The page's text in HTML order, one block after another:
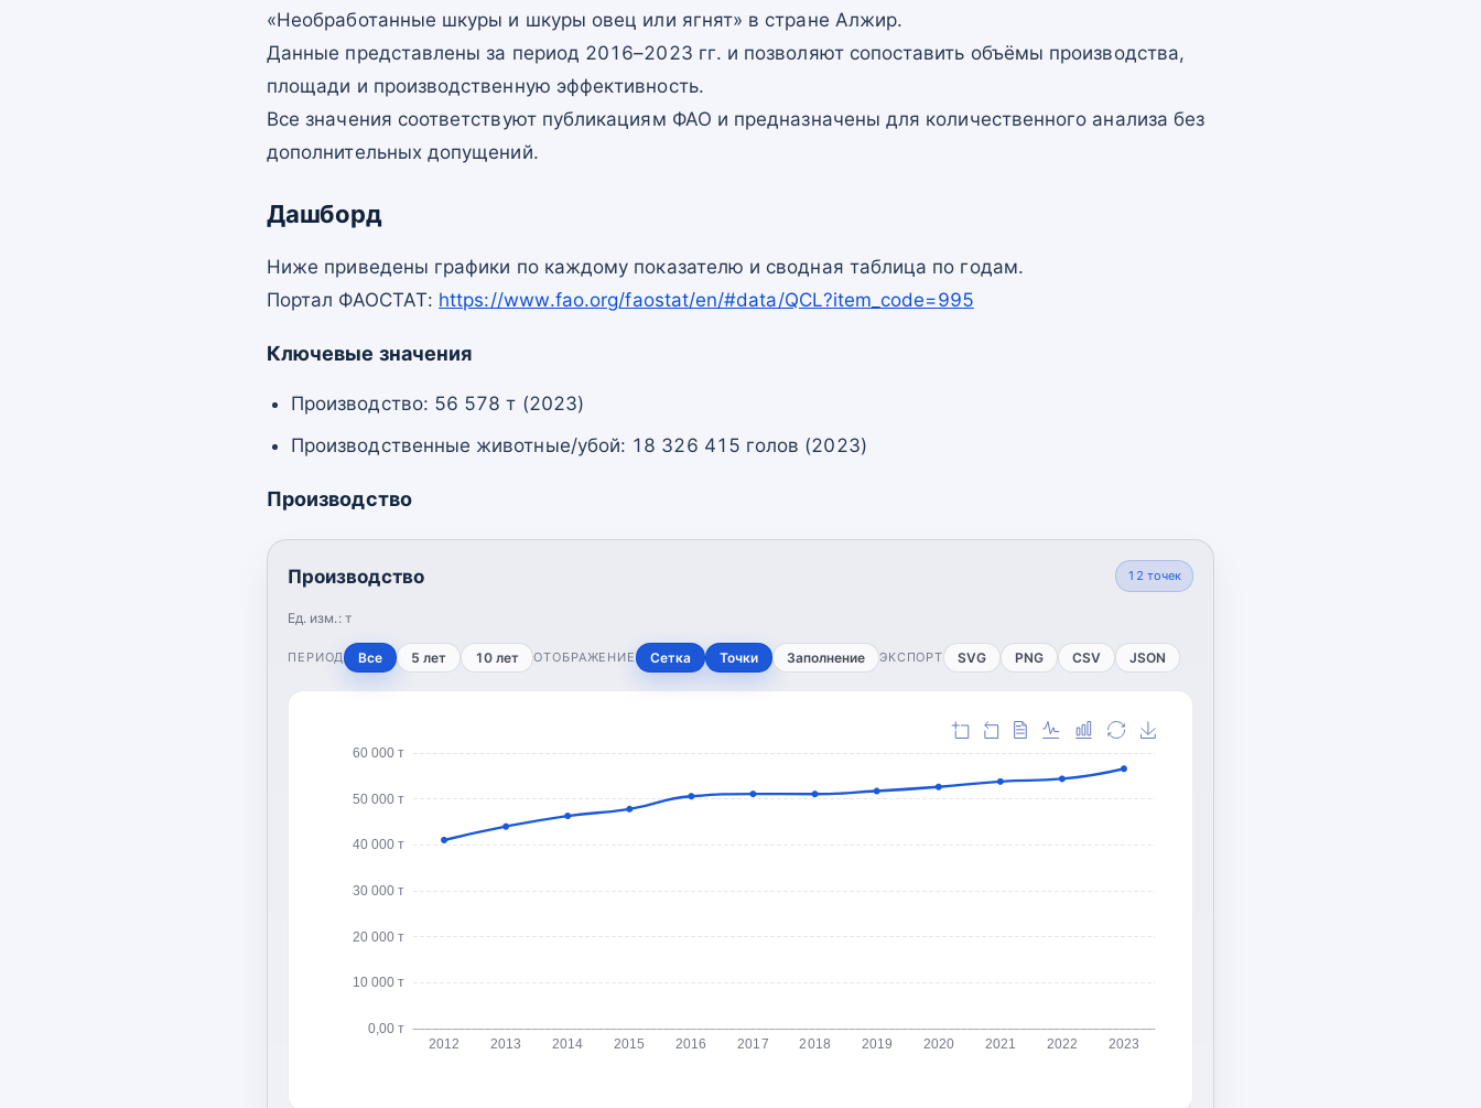
«Необработанные шкуры и шкуры овец или ягнят» в стране Алжир.
Данные представлены за период 2016–2023 гг. и позволяют сопоставить объёмы производства,
площади и производственную эффективность.
Все значения соответствуют публикациям ФАО и предназначены для количественного анализа без
дополнительных допущений.
Дашборд
Ниже приведены графики по каждому показателю и сводная таблица по годам.
Портал ФАОСТАТ: https://www.fao.org/faostat/en/#data/QCL?item_code=995
Ключевые значения
Производство: 56 578 т (2023)
Производственные животные/убой: 18 326 415 голов (2023)
Производство
Производство
Ед. изм.: т
12 точек
ПЕРИОД Все 5 лет 10 лет ОТОБРАЖЕНИЕ Сетка Точки Заполнение ЭКСПОРТ SVG PNG CSV JSON
0,00 т
10 000 т
20 000 т
30 000 т
40 000 т
50 000 т
60 000 т
2012 2013 2014 2015 2016 2017 2018 2019 2020 2021 2022 2023